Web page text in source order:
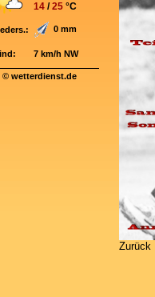
Zurück
14 /25 °C
0 mm
7 km/h NW
© wetterdienst.de